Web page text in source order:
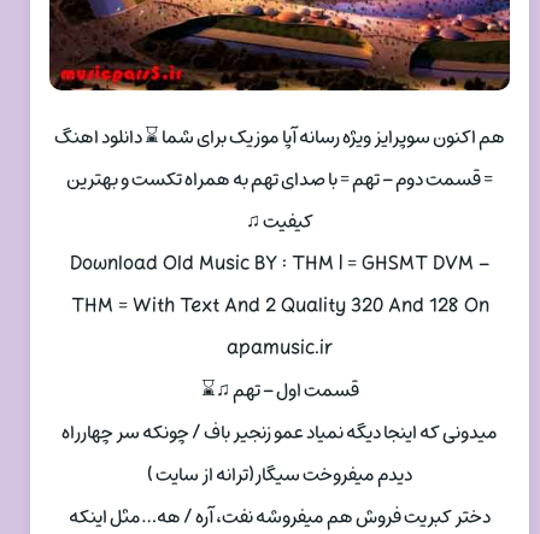
هم اکنون سوپرایز ویژه رسانه آپا موزیک برای شما ⌛ دانلود اهنگ
= قسمت دوم – تهم = با صدای تهم به همراه تکست و بهترین
کیفیت ♫
Download Old Music BY : THM | = GHSMT DVM –
THM = With Text And 2 Quality 320 And 128 On
apamusic.ir
قسمت اول – تهم ♫⌛
میدونی‌ که اینجا دیگه نمیاد عمو زنجیر باف / چونکه سر چهارراه
دیدم میفروخت سیگار(ترانه از سایت )
دختر کبریت فروش هم میفروشه نفت، آره / هه…مثل اینکه